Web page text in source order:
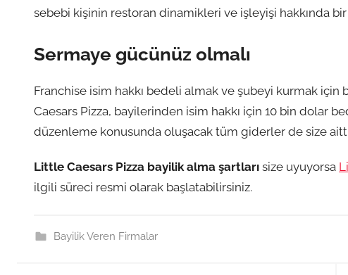
sebebi kişinin restoran dinamikleri ve işleyişi hakkında
Sermaye gücünüz olmalı
Franchise isim hakkı bedeli almak ve şubeyi kurmak için
Caesars Pizza, bayilerinden isim hakkı için 10 bin dolar
düzenleme konusunda oluşacak tüm giderler de size
Little Caesars Pizza bayilik alma şartları size uyuyorsa
ilgili süreci resmi olarak başlatabilirsiniz.
Bayilik Veren Firmalar